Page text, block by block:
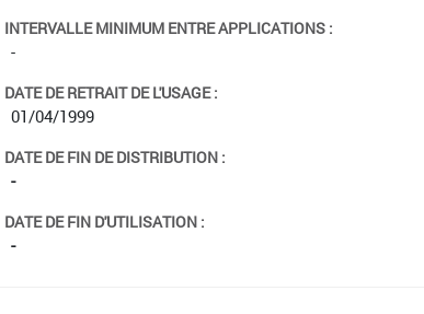
INTERVALLE MINIMUM ENTRE APPLICATIONS :
-
DATE DE RETRAIT DE L'USAGE :
01/04/1999
DATE DE FIN DE DISTRIBUTION :
-
DATE DE FIN D'UTILISATION :
-